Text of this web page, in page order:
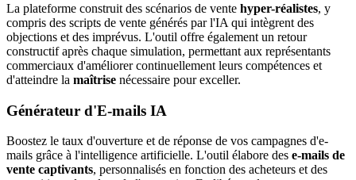
La plateforme construit des scénarios de vente hyper-réalistes, y
compris des scripts de vente générés par l'IA qui intègrent des
objections et des imprévus. L'outil offre également un retour
constructif après chaque simulation, permettant aux représentants
commerciaux d'améliorer continuellement leurs compétences et
d'atteindre la maîtrise nécessaire pour exceller.
Générateur d'E-mails IA
Boostez le taux d'ouverture et de réponse de vos campagnes d'e-
mails grâce à l'intelligence artificielle. L'outil élabore des e-mails de
vente captivants, personnalisés en fonction des acheteurs et des